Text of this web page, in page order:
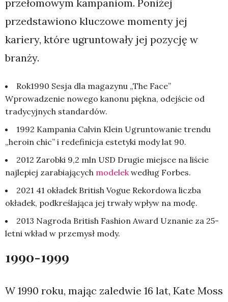
przełomowym kampaniom. Poniżej
przedstawiono kluczowe momenty jej
kariery, które ugruntowały jej pozycję w
branży.
Rok1990 Sesja dla magazynu „The Face”
Wprowadzenie nowego kanonu piękna, odejście od
tradycyjnych standardów.
1992 Kampania Calvin Klein Ugruntowanie trendu
„heroin chic” i redefinicja estetyki mody lat 90.
2012 Zarobki 9,2 mln USD Drugie miejsce na liście
najlepiej zarabiających modelekwedług Forbes.
2021 41 okładek British Vogue Rekordowa liczba
okładek, podkreślająca jej trwały wpływ na modę.
2013 Nagroda British Fashion Award Uznanie za 25-
letni wkład w przemysł mody.
1990-1999
W 1990 roku, mając zaledwie 16 lat, Kate Moss